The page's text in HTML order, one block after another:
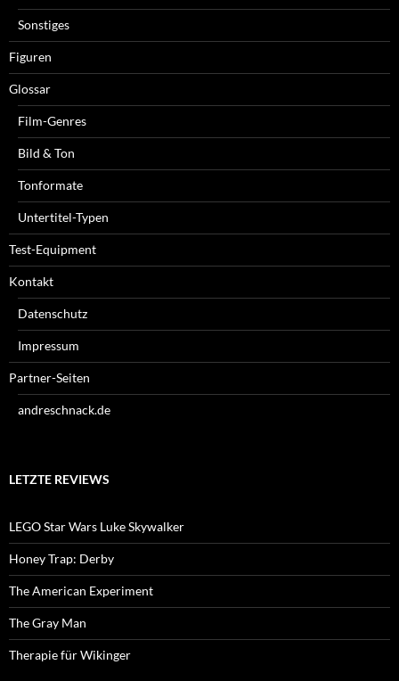
Sonstiges
Figuren
Glossar
Film-Genres
Bild & Ton
Tonformate
Untertitel-Typen
Test-Equipment
Kontakt
Datenschutz
Impressum
Partner-Seiten
andreschnack.de
LETZTE REVIEWS
LEGO Star Wars Luke Skywalker
Honey Trap: Derby
The American Experiment
The Gray Man
Therapie für Wikinger